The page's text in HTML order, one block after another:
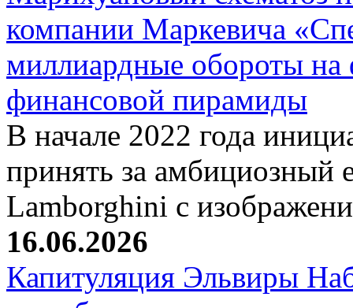
компании Маркевича
миллиардные обороты
финансовой пирамиды
В начале 2022 года
принять за амбициозный
Lamborghini с
16.06.2026
Капитуляция Эльвиры